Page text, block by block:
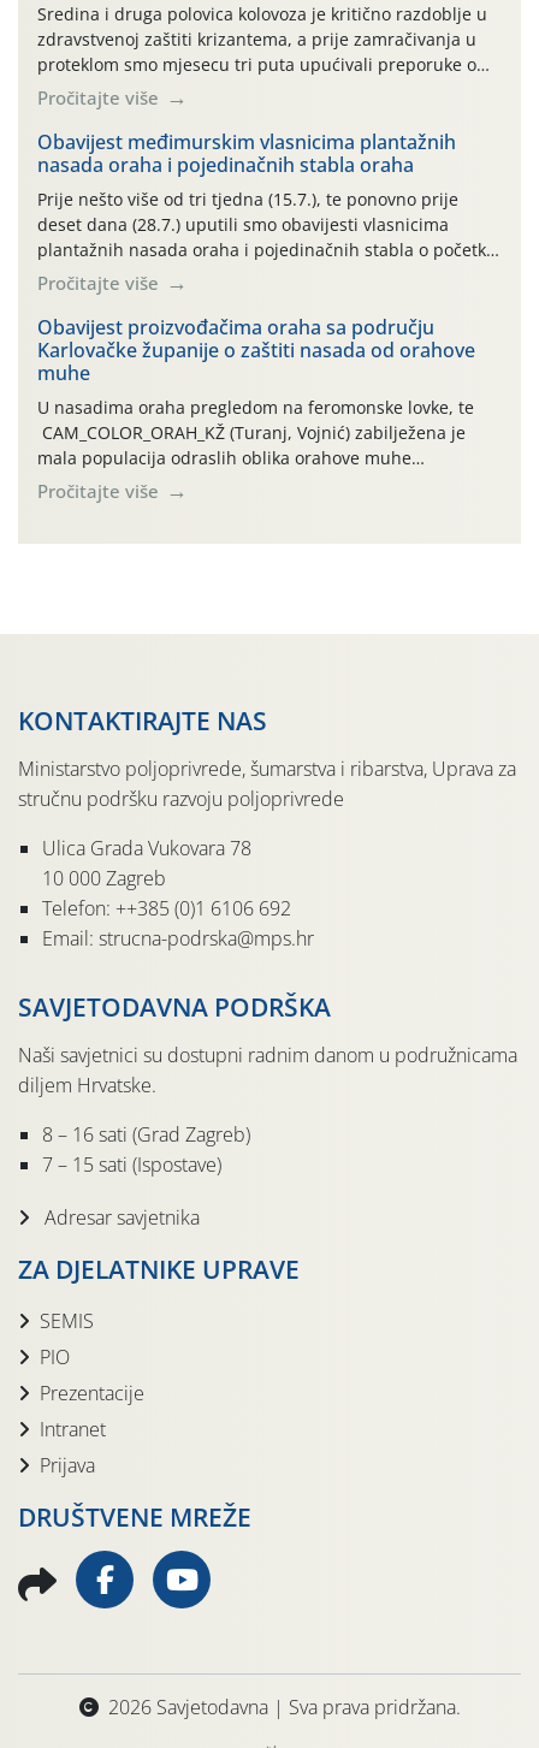
Sredina i druga polovica kolovoza je kritično razdoblje u
zdravstvenoj zaštiti krizantema, a prije zamračivanja u
proteklom smo mjesecu tri puta upućivali preporuke o
preventivnim mjerama zaštite krizantema od najčešćih
uzročnika bolesti, štetnika i fito-fagnih grinja (23.7., 14.7.,
06.7.)! Na početku ovog mjeseca je zabilježeno je
povijesno i ekstremno vruće meteorološko razdoblje, uz
najviše temperature […]
Pročitajte više
Obavijest međimurskim vlasnicima plantažnih
nasada oraha i pojedinačnih stabla oraha
Prije nešto više od tri tjedna (15.7.), te ponovno prije
deset dana (28.7.) uputili smo obavijesti vlasnicima
plantažnih nasada oraha i pojedinačnih stabla o početku
leta i ovogodišnjoj potrebi usmjerenog suzbijanja
orahove muhe (Rhagoletis completa)! Već dvanaest dana
traje drugi ovogodišnji “toplinski udar”, koji naročito
izražen zadnja šest dana (31.7.-05.8.), jer najviše
temperature zraka svakodnevno […]
Pročitajte više
Obavijest proizvođačima oraha sa području
Karlovačke županije o zaštiti nasada od orahove
muhe
U nasadima oraha pregledom na feromonske lovke, te
CAM_COLOR_ORAH_KŽ (Turanj, Vojnić) zabilježena je
mala populacija odraslih oblika orahove muhe
(Rhagoletis completa). Niska brojnost može se objasniti
činjenicom da je riječ o mladim nasadima s vrlo malim
Pročitajte više
KONTAKTIRAJTE NAS
Ministarstvo poljoprivrede, šumarstva i ribarstva, Uprava za
stručnu podršku razvoju poljoprivrede
Ulica Grada Vukovara 78
10 000 Zagreb
Telefon: ++385 (0)1 6106 692
Email: strucna-podrska@mps.hr
SAVJETODAVNA PODRŠKA
Naši savjetnici su dostupni radnim danom u podružnicama
diljem Hrvatske.
8 – 16 sati (Grad Zagreb)
7 – 15 sati (Ispostave)
Adresar savjetnika
ZA DJELATNIKE UPRAVE
SEMIS
PIO
Prezentacije
Intranet
Prijava
DRUŠTVENE MREŽE
2026 Savjetodavna | Sva prava pridržana.